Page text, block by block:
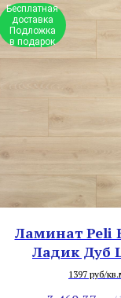
Бесплатная
доставка
Подложка
в подарок
Ламинат Peli
Ладик Дуб
1397 руб/